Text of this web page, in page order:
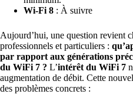
Wi-Fi 8 : À suivre
Aujourd’hui, une question revient
professionnels et particuliers :
par rapport aux générations
du WiFi 7 ? L’intérêt du WiFi 7
augmentation de débit. Cette
des problèmes concrets :